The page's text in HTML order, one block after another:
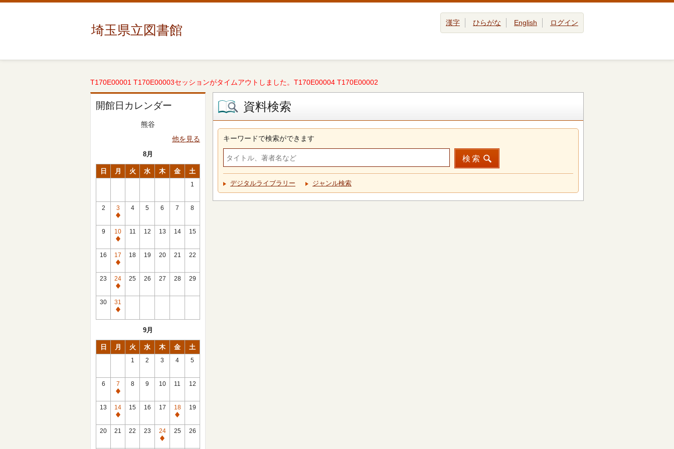
埼玉県立図書館 漢字 ひらがな English ログイン
T170E00001 T170E00003セッションがタイムアウトしました。T170E00004 T170E00002
開館日カレンダー
熊谷
他を見る
8月
日 月 火 水 木 金 土
1
2
3
休
館
日
4 5 6 7 8
9
10
休
館
日
11 12 13 14 15
16
17
休
館
日
18 19 20 21 22
23
24
休
館
日
25 26 27 28 29
30
31
休
9月
日 月 火 水 木 金 土
1 2 3 4 5
6
7
休
館
日
8 9 10 11 12
13
14
休
館
15 16 17
18
休
館
19
20 21 22 23
24
休
25 26
資料検索
キーワードで検索ができます
検索
デジタルライブラリー ジャンル検索